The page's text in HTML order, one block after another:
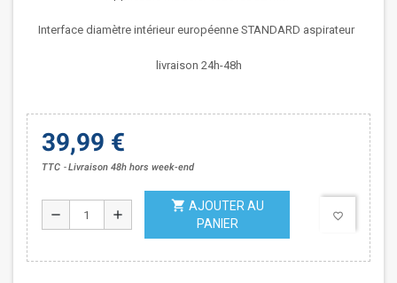
Interface diamètre intérieureuropéenne STANDARD aspirateur
livraison 24h-48h
39,99 €
TTC Livraison 48h hors week-end
remove add
shopping_cart AJOUTER AU
PANIER
favorite_border